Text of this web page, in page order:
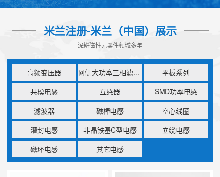
米兰注册-米兰（中国）展示
深耕磁性元器件领域多年
高频变压器 网侧大功率三相滤波电感
平板系列
共模电感
互感器
SMD功率电感
滤波器
磁棒电感
空心线圈
灌封电感
非晶铁基C型电感
立绕电感
磁环电感
其它电感